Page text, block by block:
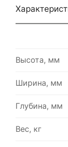
Высота, мм
Ширина, мм
Глубина, мм
Вес, кг